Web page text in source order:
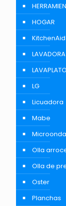
HOGAR
KitchenAid
LAVADORA
LG
Licuadora
Mabe
Olla
Olla de
Oster
Planchas